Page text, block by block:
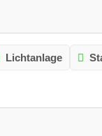
Lichtanlage